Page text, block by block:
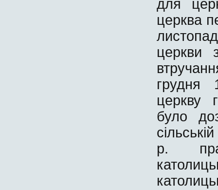
для
церква
церкви
грудня
церкву
було
р.